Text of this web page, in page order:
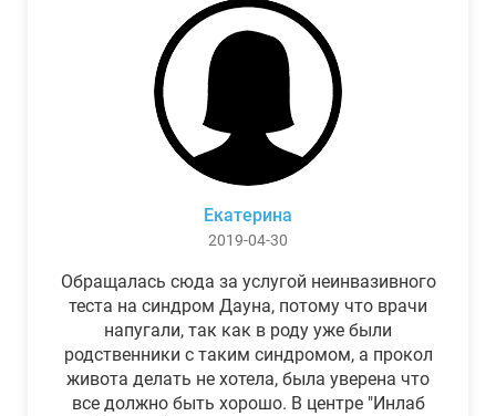
Екатерина
2019-04-30
Обращалась сюда за услугой неинвазивного
теста на синдром Дауна, потому что врачи
напугали, так как в роду уже были
родственники с таким синдромом, а прокол
живота делать не хотела, была уверена что
все должно быть хорошо. В центре "Инлаб